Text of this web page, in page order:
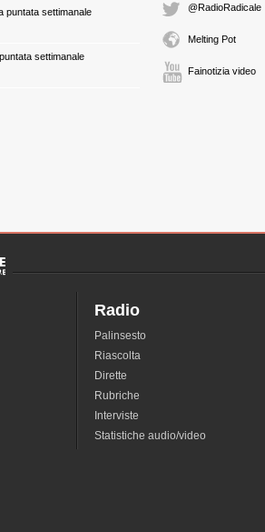
puntata settimanale
settimanale
@RadioRadicale
Melting Pot
Fainotizia video
Radio
Palinsesto
Riascolta
Dirette
Rubriche
Interviste
Statistiche audio/video